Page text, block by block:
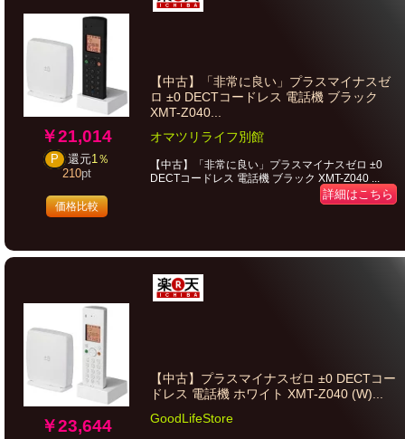
￥21,014
P 還元1％
210pt
価格比較
【中古】「非常に良い」プラスマイナスゼ
ロ ±0 DECTコードレス 電話機 ブラック
XMT-Z040...
オマツリライフ別館
【中古】「非常に良い」プラスマイナスゼロ ±0
DECTコードレス 電話機 ブラック XMT-Z040 ...
詳細はこちら
￥23,644
【中古】プラスマイナスゼロ ±0 DECTコー
ドレス 電話機 ホワイト XMT-Z040 (W)...
GoodLifeStore